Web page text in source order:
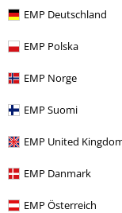
EMP Deutschland
EMP Polska
EMP Norge
EMP Suomi
EMP United
EMP Danmark
EMP Österreich
Senest besøgt
%